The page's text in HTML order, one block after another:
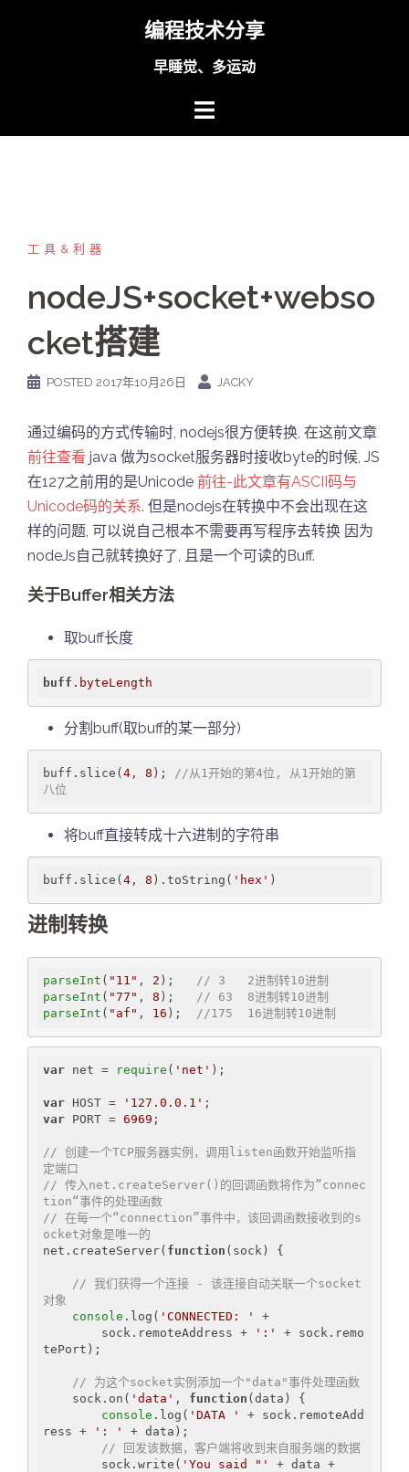
编程技术分享
早睡觉、多运动
工具&利器
nodeJS+socket+webso
cket搭建
POSTED 2017年10月26日 JACKY
通过编码的方式传输时, nodejs很方便转换, 在这前文章
前往查看 java 做为socket服务器时接收byte的时候, JS
在127之前用的是Unicode 前往-此文章有ASCII码与
Unicode码的关系. 但是nodejs在转换中不会出现在这
样的问题, 可以说自己根本不需要再写程序去转换 因为
nodeJs自己就转换好了, 且是一个可读的Buff.
关于Buffer相关方法
取buff长度
buff .byteLength
分割buff(取buff的某一部分)
buff.slice( 4 , 8 ); //从1开始的第4位, 从1开始的第
八位
将buff直接转成十六进制的字符串
buff.slice( 4 , 8 ).toString( 'hex'
进制转换
parseInt ( "11" , 2 ); // 3   2进制转10进制
parseInt ( "77" , 8 ); // 63  8进制转10进制
parseInt ( "af" , 16 ); //175  16进制转10进制
var net = require ( 'net' );
var HOST = '127.0.0.1'
var PORT = 6969 ;
// 创建一个TCP服务器实例，调用listen函数开始监听指
定端口
// 传入net.createServer()的回调函数将作为”connec
tion“事件的处理函数
// 在每一个“connection”事件中，该回调函数接收到的s
ocket对象是唯一的
net.createServer( function ( sock ) {
// 我们获得一个连接 - 该连接自动关联一个socket
对象
console .log( 'CONNECTED: '
+
        sock.remoteAddress +
':'
+ sock.remo
tePort);
// 为这个socket实例添加一个"data"事件处理函数
    sock.on(
'data' , function ( data ) {
console .log( 'DATA '
+ sock.remoteAdd
ress +
': '
+ data);
// 回发该数据，客户端将收到来自服务端的数据
        sock.write(
'You said "'